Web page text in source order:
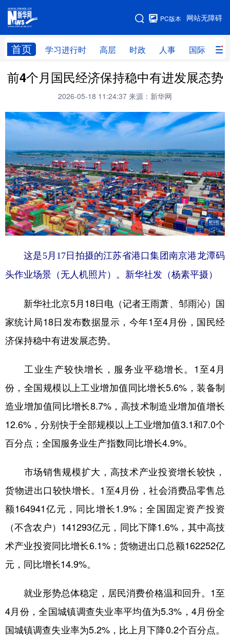
网站无障碍
PC版本
首页 学习进行时 高层 时政 人事 国际 财
网站地图
学习进行时 高层 时政 人事
财经 网评
台湾 思客智库 全球连线 教育
文化 书画 健康 军事
访谈 视频 图片 政务
法律 中央文件 金融 汽车
食品 人居 信息化 数字经济
学术中国 乡村振兴 银龄 溯源中国
城市 旅游 能源 会展
文化产业
地方频道
浙江 安徽 福建
四川 贵州 西藏
陕西 甘肃 青海 宁夏
新疆 内蒙古 黑龙江
多语种频道
English Español Français عربى
Русский язык 日本語 한국어
前4个月国民经济保持稳中有进发展态势
2026-05-18 11:24:37 来源：新华网
这是5月17日拍摄的江苏省港口集团南京港龙潭码
头作业场景（无人机照片）。新华社发（杨素平摄）
新华社北京5月18日电（记者王雨萧、邹雨沁）国
家统计局18日发布数据显示，今年1至4月份，国民经
济保持稳中有进发展态势。
工业生产较快增长，服务业平稳增长。1至4月
份，全国规模以上工业增加值同比增长5.6%，装备制
造业增加值同比增长8.7%，高技术制造业增加值增长
12.6%，分别快于全部规模以上工业增加值3.1和7.0个
百分点；全国服务业生产指数同比增长4.9%。
市场销售规模扩大，高技术产业投资增长较快，
货物进出口较快增长。1至4月份，社会消费品零售总
额164941亿元，同比增长1.9%；全国固定资产投资
（不含农户）141293亿元，同比下降1.6%，其中高技
术产业投资同比增长6.1%；货物进出口总额162252亿
元，同比增长14.9%。
就业形势总体稳定，居民消费价格温和回升。1至
4月份，全国城镇调查失业率平均值为5.3%，4月份全
国城镇调查失业率为5.2%，比上月下降0.2个百分点。